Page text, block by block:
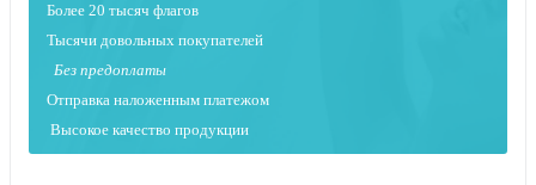
Более 20 тысяч флагов
Тысячи довольных покупателей
Без предоплаты
Отправка наложенным платежом
Высокое качество продукции